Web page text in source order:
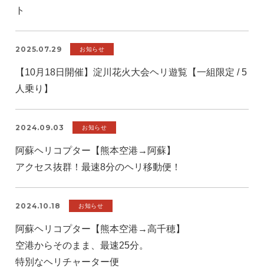
ト
2025.07.29 お知らせ
【10月18日開催】淀川花火大会ヘリ遊覧【一組限定 / 5
人乗り】
2024.09.03 お知らせ
阿蘇ヘリコプター【熊本空港→阿蘇】
アクセス抜群！最速8分のヘリ移動便！
2024.10.18 お知らせ
阿蘇ヘリコプター【熊本空港→高千穂】
空港からそのまま、最速25分。
特別なヘリチャーター便